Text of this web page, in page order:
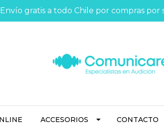
Envío gratis a todo Chile por compras por
ACCESORIOS CONTACTO